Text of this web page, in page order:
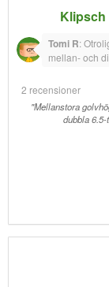
Klipsch
Tomi R:
mellan- och
perfekta.
2 recensioner
"Mellanstora
dubbla